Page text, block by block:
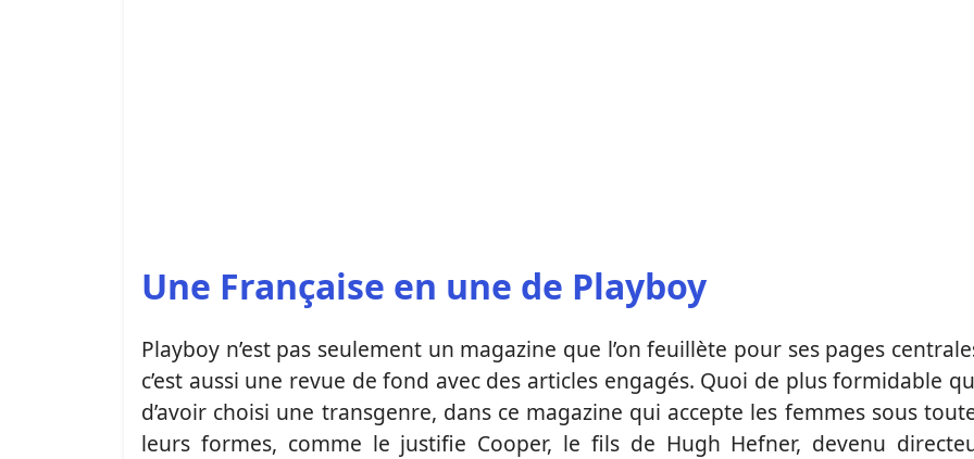
Une Française en une de Playboy
Playboy n’est pas seulement un magazine que l’on feuillète pour ses pages
c’est aussi une revue de fond avec des articles engagés. Quoi de plus formidable
d’avoir choisi une transgenre, dans ce magazine qui accepte les femmes sous
leurs formes, comme le justifie Cooper, le fils de Hugh Hefner, devenu